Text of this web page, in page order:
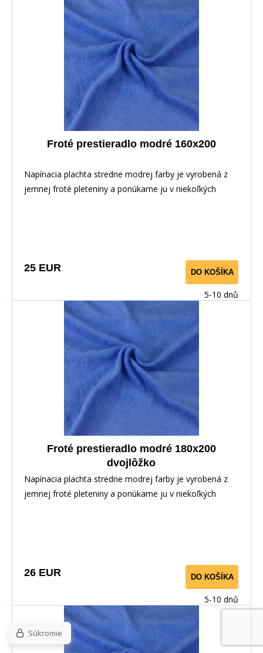
Froté prestieradlo modré 160x200
Napínacia plachta stredne modrej farby je vyrobená z
jemnej froté pleteniny a ponúkame ju v niekoľkých
25 EUR DO KOŠÍKA
5-10 dnů
Froté prestieradlo modré 180x200
dvojlôžko
Napínacia plachta stredne modrej farby je vyrobená z
jemnej froté pleteniny a ponúkame ju v niekoľkých
26 EUR DO KOŠÍKA
5-10 dnů
Súkromie